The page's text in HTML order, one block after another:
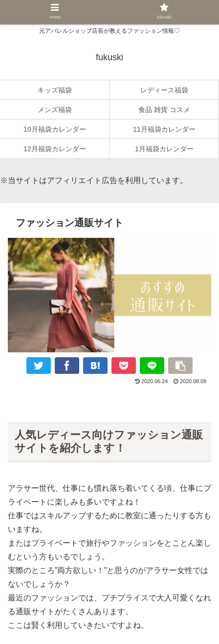
元アパレルショップ店長が教えるファッション情報♡
fukuski
キッズ福袋 レディース福袋
メンズ福袋 食品 雑貨 コスメ
10月福袋カレンダー 11月福袋カレンダー
12月福袋カレンダー 1月福袋カレンダー
※当サイトはアフィリエイト広告を利用しています。
ファッション通販サイト
2020.06.24 2020.06.09
人気レディース向けファッション通販
サイトを紹介します！
アラサー世代、仕事にも慣れ落ち着いてくる頃、仕事にプ
ライベートに楽しみも多いですよね！
仕事ではスキルアップするために教室に通ったりする方も
いますね。
またはプライベートで旅行やファッションをとことん楽し
むという方もいるでしょう。
実際のところ”両方欲しい！”と思うのがアラサー女性では
ないでしょうか？
最近のファッションでは、プチプライスで大人可愛くなれ
る通販サイトがたくさんあります。
ここは賢く利用していきたいですよね。
menu fukuski